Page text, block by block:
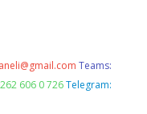
Teams:
606 0 726 Telegram: